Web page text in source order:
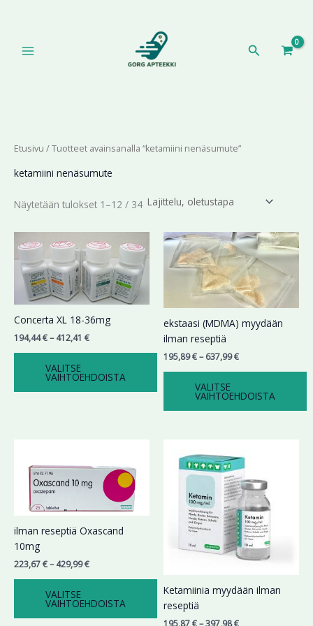
Hae
Etusivu / Tuotteet avainsanalla “ketamiini nenäsumute”
ketamiini nenäsumute
Näytetään tulokset 1–12 / 34
Concerta XL 18-36mg
194,44€– 412,41 €
194,44 €
-
412,41 €
VALITSE
VAIHTOEHDOISTA
Tällä
tuotteella
on
useampi
muunnelma.
Voit
tehdä
valinnat
tuotteen
ekstaasi (MDMA) myydään
ilman reseptiä
195,89€– 637,99€
Hintaluokka:
195,89 €
-
637,99 €
VALITSE
VAIHTOEHDOISTA
Tällä
tuotteella
on
useampi
muunnelma.
tehdä
valinnat
tuotteen
ilman reseptiä Oxascand
10mg
223,67€– 429,99€
-
429,99 €
VALITSE
VAIHTOEHDOISTA
useampi
muunnelma.
tehdä
valinnat
tuotteen
Ketamiinia myydään ilman
reseptiä
195,87€–397,98€
195,87 €
-
397,98 €
tuotteella
useampi
muunnelma.
valinnat
sivulla.